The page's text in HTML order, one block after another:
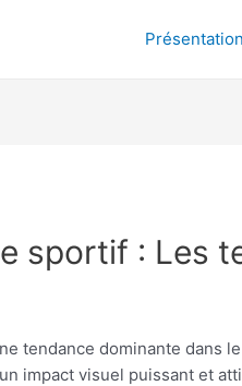
Présentation
sportif : Les
tendance dominante dans
impact visuel puissant et